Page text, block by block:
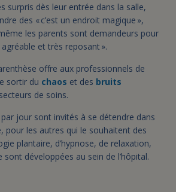
surpris dès leur entrée dans la salle,
des « c’est un endroit magique »,
les parents sont demandeurs pour
agréable et très reposant ».
offre aux professionnels de
sortir du chaos et des bruits
de soins.
par jour sont invités à se détendre dans
pour les autres qui le souhaitent des
plantaire, d’hypnose, de relaxation,
développées au sein de l’hôpital.